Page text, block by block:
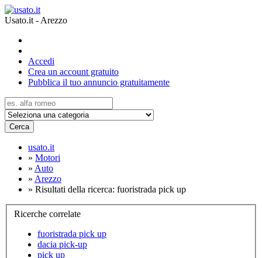
Usato.it - Arezzo
Accedi
Crea un account gratuito
Pubblica il tuo annuncio gratuitamente
Cerca
usato.it
» Motori
» Auto
» Arezzo
» Risultati della ricerca: fuoristrada pick up
Ricerche correlate
fuoristrada pick up
dacia pick-up
pick up